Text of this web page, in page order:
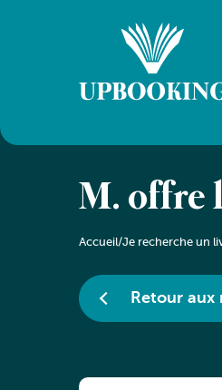
M. offre
Accueil/Je recherche un
Retour aux